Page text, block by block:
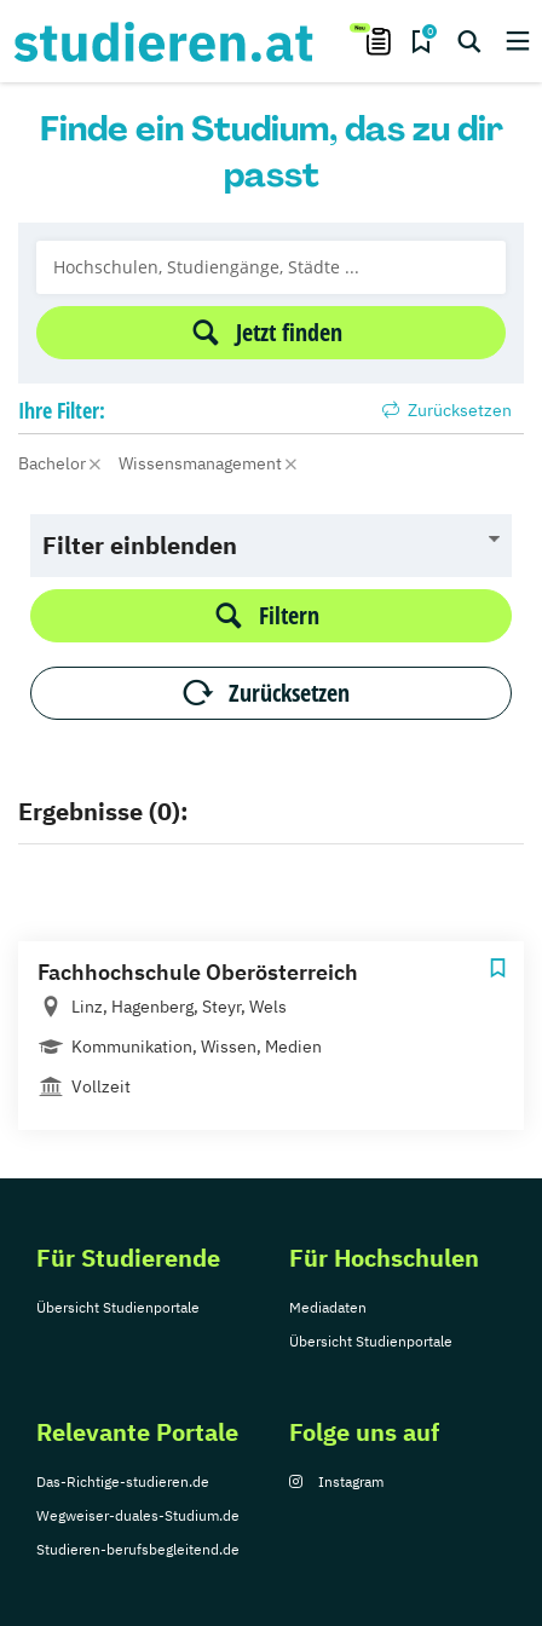
0
Finde ein Studium, das zu dir
passt
Jetzt finden
Ihre Filter: Zurücksetzen
Bachelor Wissensmanagement
Filter einblenden
Filtern
Zurücksetzen
Ergebnisse (0):
Fachhochschule Oberösterreich
Linz, Hagenberg, Steyr, Wels
Kommunikation, Wissen, Medien
Vollzeit
Für Studierende
Übersicht Studienportale
Für Hochschulen
Mediadaten
Übersicht Studienportale
Relevante Portale
Das-Richtige-studieren.de
Wegweiser-duales-Studium.de
Studieren-berufsbegleitend.de
Folge uns auf
Instagram